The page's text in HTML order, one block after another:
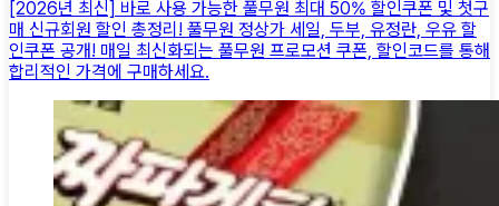
[2026년 최신] 바로 사용 가능한 풀무원 최대 50% 할인쿠폰 및 첫구
매 신규회원 할인 총정리! 풀무원 정상가 세일, 두부, 유정란, 우유 할
인쿠폰 공개! 매일 최신화되는 풀무원 프로모션 쿠폰, 할인코드를 통해
합리적인 가격에 구매하세요.